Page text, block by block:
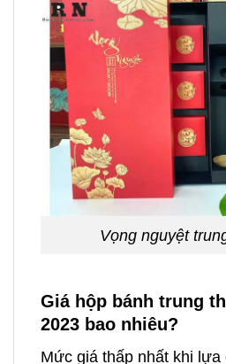
Vọng nguyệt
Giá hộp bánh trung
2023 bao nhiêu?
Mức giá thấp nhất khi lựa